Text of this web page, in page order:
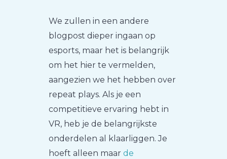
We zullen in een andere
blogpost dieper ingaan op
esports, maar het is belangrijk
om het hier te vermelden,
aangezien we het hebben over
repeat plays. Als je een
competitieve ervaring hebt in
VR, heb je de belangrijkste
onderdelen al klaarliggen. Je
hoeft alleen maarde